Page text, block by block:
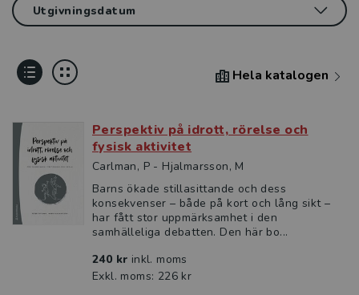
Hela katalogen
Perspektiv på idrott, rörelse och
fysisk aktivitet
Carlman, P - Hjalmarsson, M
Barns ökade stillasittande och dess
konsekvenser – både på kort och lång sikt –
har fått stor uppmärksamhet i den
samhälleliga debatten. Den här bo...
240 kr inkl. moms
Exkl. moms: 226 kr